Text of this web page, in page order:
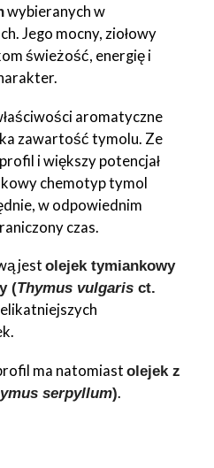
wybieranych w
Jego mocny, ziołowy
świeżość, energię i
aromatyczne
zawartość tymolu. Ze
i większy potencjał
chemotyp tymol
w odpowiednim
czas.
jest olejek tymiankowy
(Thymus vulgaris ct.
ma natomiast olejek z
serpyllum).